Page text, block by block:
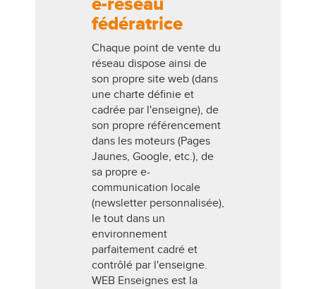
fédératrice
Chaque point de vente du
réseau dispose ainsi de
son propre site web (dans
une charte définie et
cadrée par l'enseigne), de
son propre référencement
dans les moteurs (Pages
Jaunes, Google, etc.), de
sa propre e-
communication locale
(newsletter personnalisée),
le tout dans un
environnement
parfaitement cadré et
contrôlé par l'enseigne.
WEB Enseignes est la